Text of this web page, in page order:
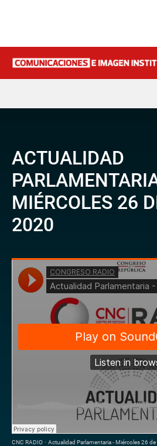
ACTUALIDAD
MIÉRCOLES 26
2020
CNC RADIO · Actualidad Parlamentaria - Miércoles 26